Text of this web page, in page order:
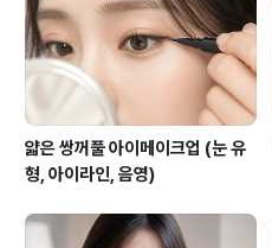
얇은 쌍꺼풀 아이메이크업 (눈 유
형, 아이라인, 음영)